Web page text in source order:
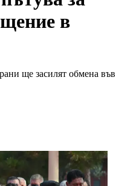
в
ще засилят обмена във